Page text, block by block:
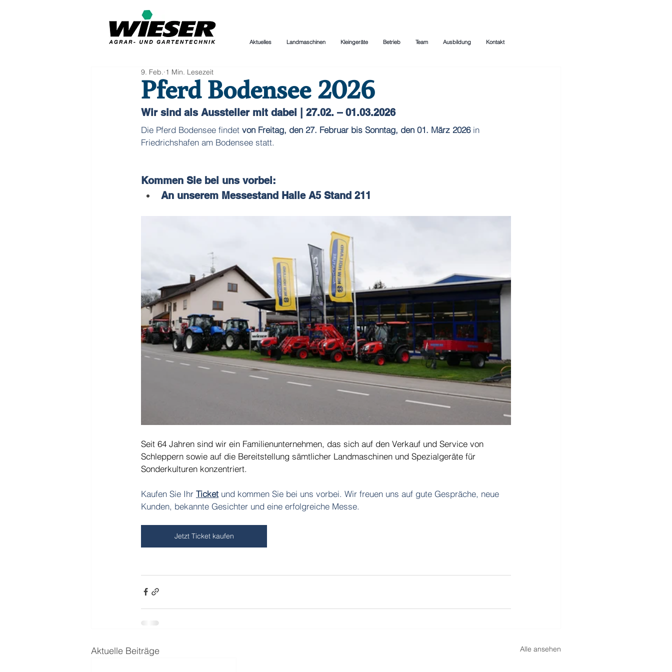
Aktuelles Landmaschinen Kleingeräte Betrieb Team Ausbildung Kontakt
Pferd Bodensee 2026
9. Feb. 1 Min. Lesezeit
Wir sind als Aussteller mit dabei | 27.02. – 01.03.2026
Die Pferd Bodensee findet von Freitag, den 27. Februar bis Sonntag, den 01. März 2026 in
Friedrichshafen am Bodensee statt.
Kommen Sie bei uns vorbei:
An unserem Messestand Halle A5 Stand 211
Seit 64 Jahren sind wir ein Familienunternehmen, das sich auf den Verkauf und Service von
Schleppern sowie auf die Bereitstellung sämtlicher Landmaschinen und Spezialgeräte für
Sonderkulturen konzentriert.
Kaufen Sie Ihr Ticket und kommen Sie bei uns vorbei. Wir freuen uns auf gute Gespräche, neue
Kunden, bekannte Gesichter und eine erfolgreiche Messe.
Jetzt Ticket kaufen
Aktuelle Beiträge Alle ansehen